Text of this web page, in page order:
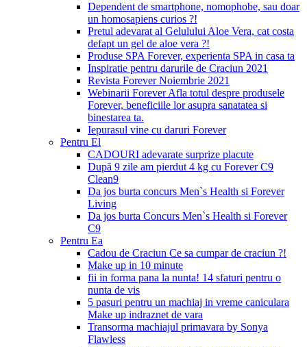
Dependent de smartphone, nomophobe, sau doar
un homosapiens curios ?!
Pretul adevarat al Gelulului Aloe Vera, cat costa
defapt un gel de aloe vera ?!
Produse SPA Forever, experienta SPA in casa ta
Inspiratie pentru darurile de Craciun 2021
Revista Forever Noiembrie 2021
Webinarii Forever Afla totul despre produsele
Forever, beneficiile lor asupra sanatatea si
binestarea ta.
Iepurasul vine cu daruri Forever
Pentru El
CADOURI adevarate surprize placute
După 9 zile am pierdut 4 kg cu Forever C9
Clean9
Da jos burta concurs Men`s Health si Forever
Living
Da jos burta Concurs Men`s Health si Forever
C9
Pentru Ea
Cadou de Craciun Ce sa cumpar de craciun ?!
Make up in 10 minute
fii in forma pana la nunta! 14 sfaturi pentru o
nunta de vis
5 pasuri pentru un machiaj in vreme caniculara
Make up indraznet de vara
Transorma machiajul primavara by Sonya
Flawless